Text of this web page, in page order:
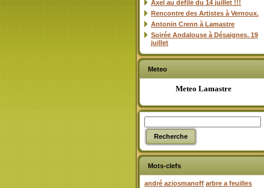
Axel au défilé du 14 juillet !!!
Rencontre des Artistes à Vernoux.
Antonin Crenn à Lamastre
Soirée Andalouse à Désaignes. 19
juillet
Meteo
Meteo Lamastre
Mots-clefs
andré aziosmanoff arbre a feuilles